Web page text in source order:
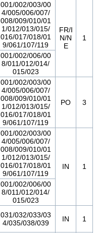
001/002/003/00
4/005/006/007/
008/009/010/01
1/012/013/015/
016/017/018/01
9/061/107/119
FR/I
N/N
E
1
001/002/006/00
8/011/012/014/
015/023
001/002/003/00
4/005/006/007/
008/009/010/01
1/012/013/015/
016/017/018/01
9/061/107/119
PO 3
001/002/003/00
4/005/006/007/
008/009/010/01
1/012/013/015/
016/017/018/01
9/061/107/119
IN 1
001/002/006/00
8/011/012/014/
015/023
031/032/033/03
4/035/038/039
IN 1